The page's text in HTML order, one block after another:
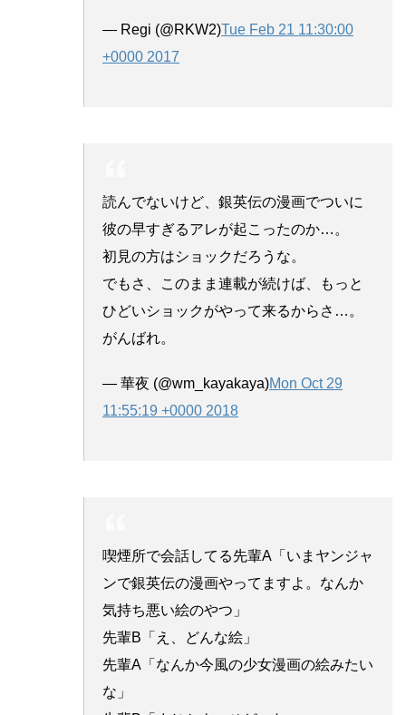
— Regi (@RKW2)Tue Feb 21 11:30:00
+0000 2017
読んでないけど、銀英伝の漫画でついに
彼の早すぎるアレが起こったのか…。
初見の方はショックだろうな。
でもさ、このまま連載が続けば、もっと
ひどいショックがやって来るからさ…。
がんばれ。
— 華夜 (@wm_kayakaya)Mon Oct 29
11:55:19 +0000 2018
喫煙所で会話してる先輩A「いまヤンジャ
ンで銀英伝の漫画やってますよ。なんか
気持ち悪い絵のやつ」
先輩B「え、どんな絵」
先輩A「なんか今風の少女漫画の絵みたい
な」